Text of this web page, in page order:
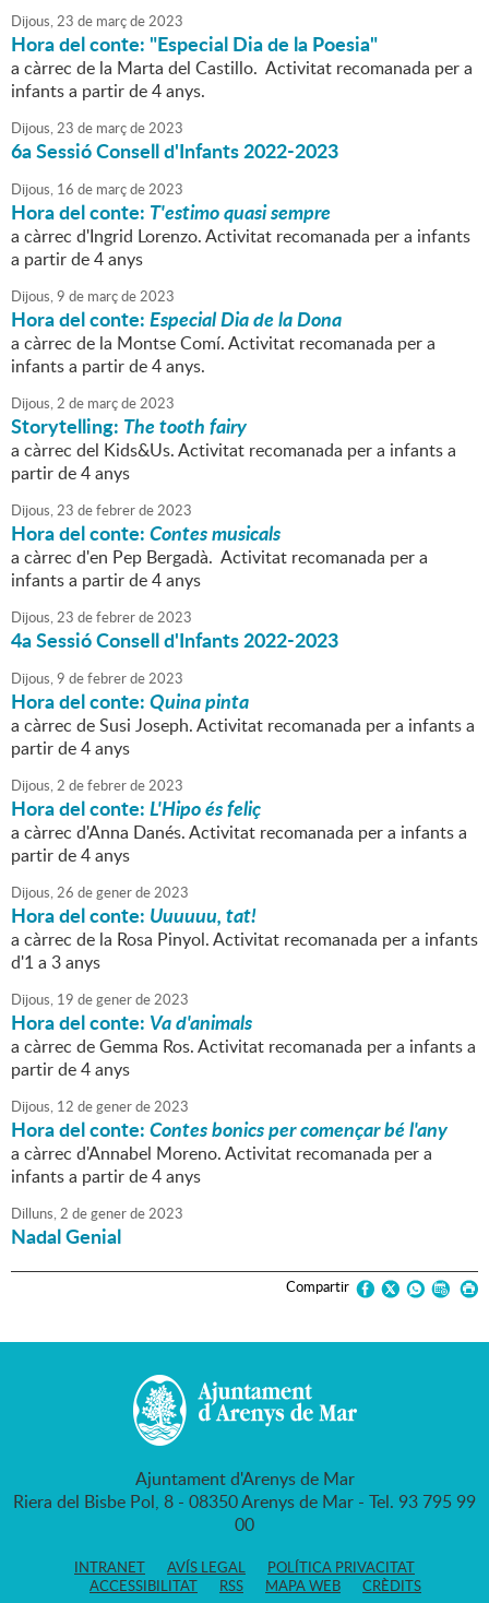
Dijous,23 de marçde2023
Hora del conte: "Especial Dia de la Poesia"
a càrrec de la Marta del Castillo. Activitat recomanada per a
infants a partir de 4 anys.
Dijous,23 de marçde2023
6a Sessió Consell d'Infants 2022-2023
Dijous, 16 de marçde2023
Hora del conte: T'estimo quasi sempre
a càrrec d'Ingrid Lorenzo. Activitat recomanada per a infants
a partir de 4 anys
Dijous,9 de marçde2023
Hora del conte:Especial Dia de la Dona
a càrrec de la Montse Comí. Activitat recomanada per a
infants a partir de 4 anys.
Dijous,2 de marçde2023
Storytelling: The tooth fairy
a càrrec del Kids&Us. Activitat recomanada per a infants a
partir de 4 anys
Dijous,23 defebrerde2023
Hora del conte:Contes musicals
a càrrec d'en Pep Bergadà. Activitat recomanada per a
infants a partir de 4 anys
Dijous,23 defebrerde2023
4a Sessió Consell d'Infants 2022-2023
Dijous,9 defebrerde2023
Hora del conte:Quina pinta
a càrrec de Susi Joseph. Activitat recomanada per a infants a
partir de 4 anys
Dijous,2 defebrerde2023
Hora del conte:L'Hipo és feliç
a càrrec d'Anna Danés. Activitat recomanada per a infants a
partir de 4 anys
Dijous,26 degenerde2023
Hora del conte: Uuuuuu, tat!
a càrrec de la Rosa Pinyol. Activitat recomanada per a infants
d'1 a 3 anys
Dijous, 19 degenerde2023
Hora del conte: Va d'animals
a càrrec de Gemma Ros. Activitat recomanada per a infants a
partir de 4 anys
Dijous, 12 degenerde2023
Hora del conte:Contes bonics per començar bé l'any
a càrrec d'Annabel Moreno. Activitat recomanada per a
infants a partir de 4 anys
Dilluns,2 degenerde2023
Nadal Genial
Compartir
Ajuntament d'Arenys de Mar
Riera del Bisbe Pol, 8 - 08350 Arenys de Mar - Tel. 93 795 99
00
INTRANET AVÍS LEGAL
POLÍTICA PRIVACITAT
ACCESSIBILITAT
RSS MAPA WEB CRÈDITS